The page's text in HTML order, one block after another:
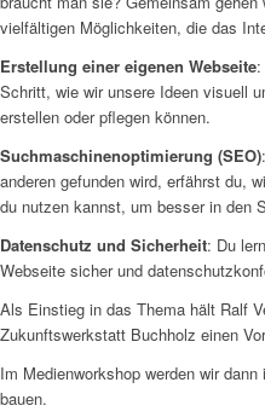
vielfältigen Möglichkeiten, die das
Erstellung einer eigenen Webseite
Schritt, wie wir unsere Ideen visuell
erstellen oder pflegen können.
Suchmaschinenoptimierung (SEO)
anderen gefunden wird, erfährst du,
du nutzen kannst, um besser in den
Datenschutz und Sicherheit: Du
Webseite sicher und
Als Einstieg in das Thema hält Ralf
Zukunftswerkstatt Buchholz einen
Im Medienworkshop werden wir
bauen.